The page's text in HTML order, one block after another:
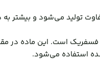
تولید می‌شود و بیشتر به
فسفریک است. این ماده در
استفاده می‌شود.